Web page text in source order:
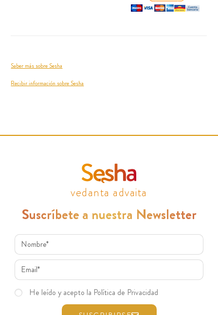
Saber más sobre Sesha
Recibir información sobre Sesha
vedanta advaita
Suscríbete a nuestra Newsletter
He leído y acepto la Política de Privacidad